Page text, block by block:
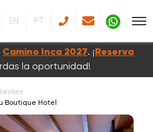
Camino Inca 2027. ¡ Reserva
la oportunidad!
EN PT
Boutique Hotel